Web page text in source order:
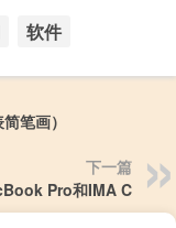
软件
笔画）
下一篇
Pro和IMA C